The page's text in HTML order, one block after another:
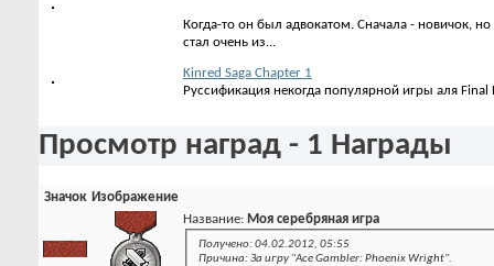
Когда-то он был адвокатом. Сначала - новичок,
стал очень из...
Kinred Saga Chapter 1
Руссификация некогда популярной игры аля Final
Просмотр наград - 1 Награды
Значок Изображение
Название: Моя серебряная игра
Получено: 04.02.2012, 05:55
Причина: За игру "Ace Gambler: Phoenix Wright".